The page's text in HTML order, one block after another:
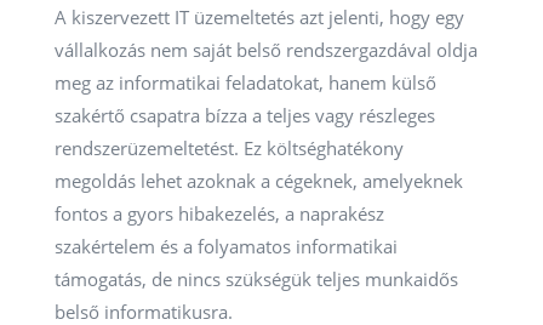
A kiszervezett IT üzemeltetés azt jelenti, hogy egy
vállalkozás nem saját belső rendszergazdával oldja
meg az informatikai feladatokat, hanem külső
szakértő csapatra bízza a teljes vagy részleges
rendszerüzemeltetést. Ez költséghatékony
megoldás lehet azoknak a cégeknek, amelyeknek
fontos a gyors hibakezelés, a naprakész
szakértelem és a folyamatos informatikai
támogatás, de nincs szükségük teljes munkaidős
belső informatikusra.